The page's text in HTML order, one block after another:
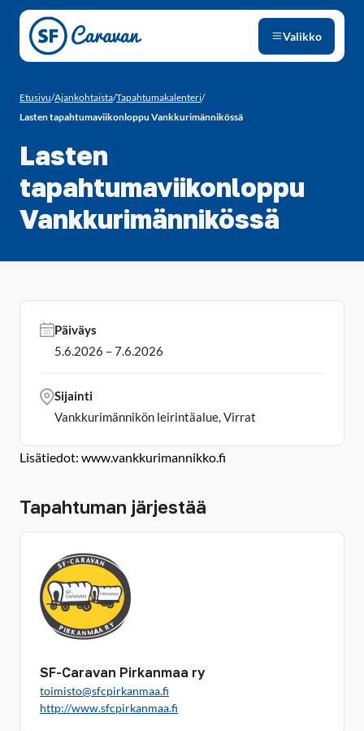
Siirry sivun sisältöön
Valikko
Etusivu/Ajankohtaista/Tapahtumakalenteri/
Lasten tapahtumaviikonloppu Vankkurimännikössä
Lasten
tapahtumaviikonloppu
Vankkurimännikössä
Lisätiedot: www.vankkurimannikko.fi
Tapahtuman järjestää
SF-Caravan Pirkanmaa ry
toimisto@sfcpirkanmaa.fi
http://www.sfcpirkanmaa.fi
Päiväys
5.6.2026 – 7.6.2026
Sijainti
Vankkurimännikön leirintäalue, Virrat